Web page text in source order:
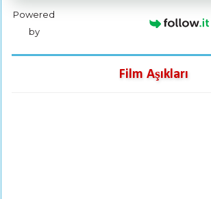
Powered
by
Film Aşıkları